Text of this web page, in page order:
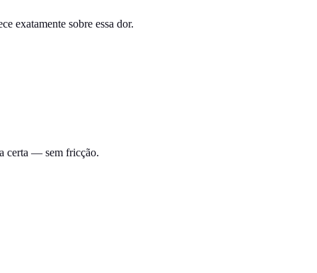
exatamente sobre essa dor.
certa — sem fricção.